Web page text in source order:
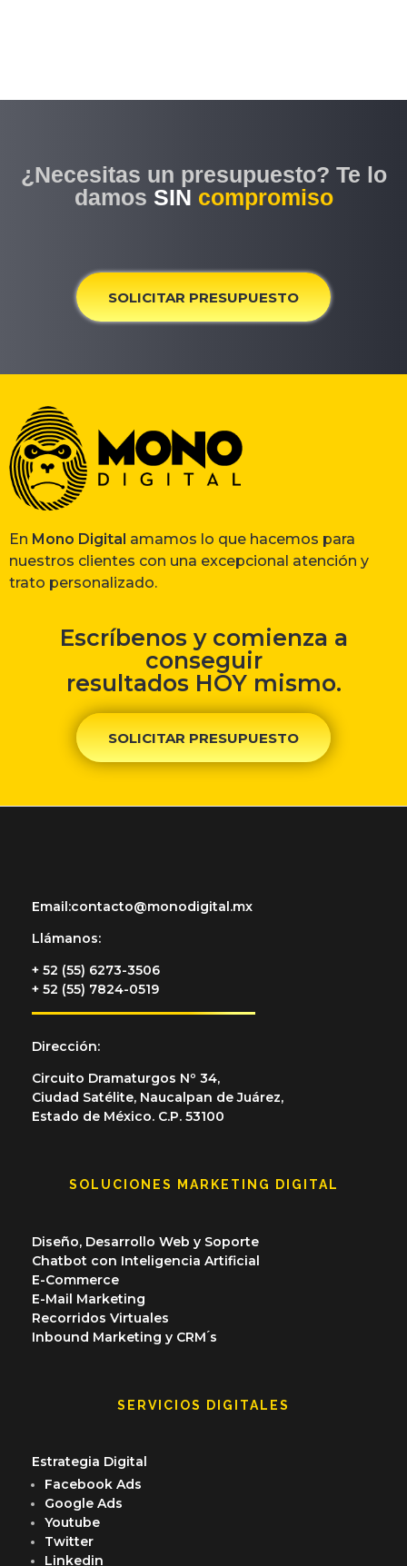
¿Necesitas un presupuesto? Te lo
damos SIN compromiso
SOLICITAR PRESUPUESTO
En Mono Digital amamos lo que hacemos para
nuestros clientes con una excepcional atención y
trato personalizado.
Escríbenos y comienza a
conseguir
resultados HOY mismo.
SOLICITAR PRESUPUESTO
Email:contacto@monodigital.mx
Llámanos:
+ 52 (55) 6273-3506
+ 52 (55) 7824-0519
Dirección:
Circuito Dramaturgos Nº 34,
Ciudad Satélite, Naucalpan de Juárez,
Estado de México. C.P. 53100
SOLUCIONES MARKETING DIGITAL
Diseño, Desarrollo Web y Soporte
Chatbot con Inteligencia Artificial
E-Commerce
E-Mail Marketing
Recorridos Virtuales
Inbound Marketing y CRM ́s
SERVICIOS DIGITALES
Estrategia Digital
Facebook Ads
Google Ads
Youtube
Twitter
Linkedin